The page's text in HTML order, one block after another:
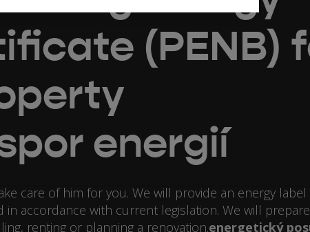
(PENB)
energií
care of him for you. We will provide an energy
accordance with current legislation. We will
renting or planning a renovation.energetický